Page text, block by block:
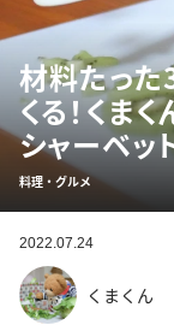
材料たっ
くる！くま
シャーベッ
料理・グルメ
2022.07.24
くまくん